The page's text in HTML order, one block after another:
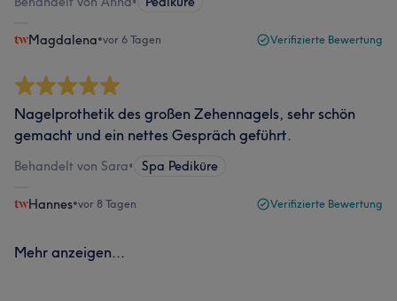
Magdalena•vor 6 Tagen Verifizierte Bewertung
Nagelprothetik des großen Zehennagels, sehr schön
gemacht und ein nettes Gespräch geführt.
Behandelt von Sara• Spa Pediküre
Hannes•vor 8 Tagen Verifizierte Bewertung
Mehr anzeigen...